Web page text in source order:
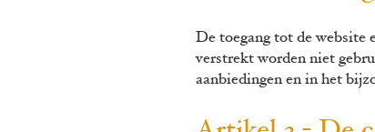
De toegang tot de website
verstrekt worden niet
aanbiedingen en in het